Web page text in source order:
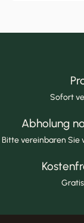
Sofort
Abholung
Bitte vereinbaren Sie